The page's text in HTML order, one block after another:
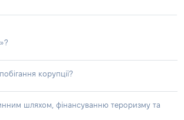
корупції?
шляхом, фінансуванню тероризму та